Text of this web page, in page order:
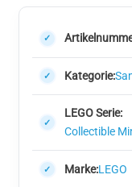
Kategorie:
LEGO Serie:
Collectible
Marke:LEGO